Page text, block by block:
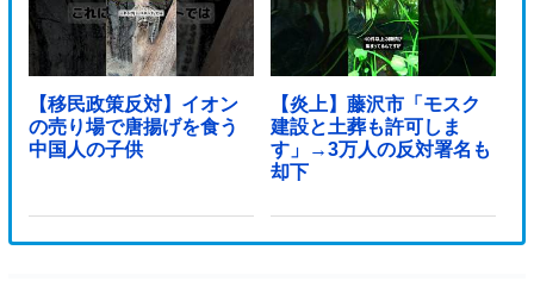
【移民政策反対】イオン
の売り場で唐揚げを食う
中国人の子供
【炎上】藤沢市「モスク
建設と土葬も許可しま
す」→3万人の反対署名も
却下